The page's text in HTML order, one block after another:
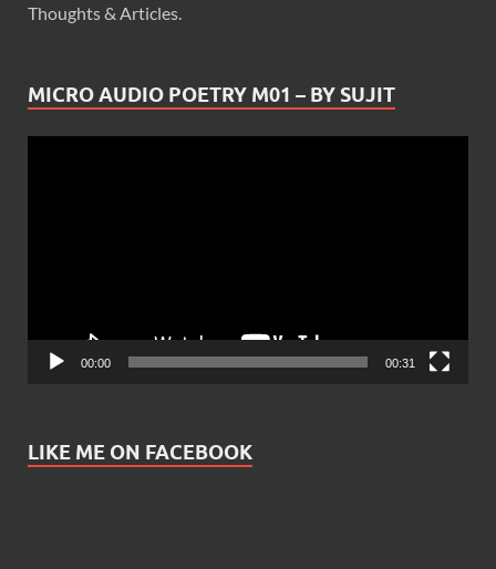
Thoughts & Articles.
MICRO AUDIO POETRY M01 – BY SUJIT
00:00 00:31
LIKE ME ON FACEBOOK